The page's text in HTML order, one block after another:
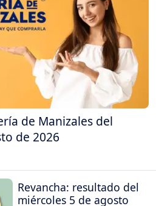
de Manizales del
de 2026
Revancha: resultado del
miércoles 5 de agosto